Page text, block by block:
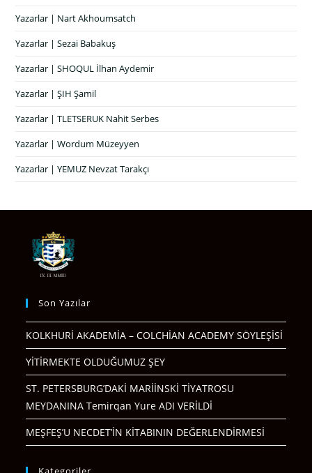
Yazarlar | Nart Akhoumsatch
Yazarlar | Sezai Babakuş
Yazarlar | SHOQUL İlhan Aydemir
Yazarlar | ŞIH Şamil
Yazarlar | TLETSERUK Nahit Serbes
Yazarlar | Wordum Müzeyyen
Yazarlar | YEMUZ Nevzat Tarakçı
Son Yazılar
KOLKHURİ AKADEMİA – COLCHİAN ACADEMY SÖYLEŞİSİ
YİTİRMEKTE OLDUĞUMUZ ŞEY
ST. PETERSBURG’DAKİ MARİİNSKİ TİYATROSU
MEYDANINA Temirqan Yure ADI VERİLDİ
MEŞFEŞ’U NECDET’İN KİTABININ DEĞERLENDİRMESİ